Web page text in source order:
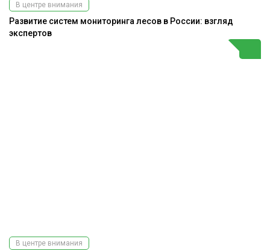
В центре внимания
Развитие систем мониторинга лесов в России: взгляд
экспертов
В центре внимания